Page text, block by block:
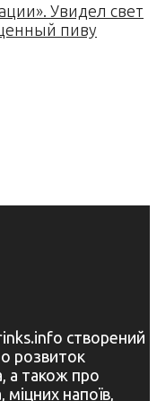
Увидел свет
пиву
створений
розвиток
а також про
напоїв,